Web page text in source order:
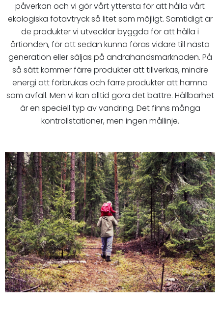
påverkan och vi gör vårt yttersta för att hålla vårt
ekologiska fotavtryck så litet som möjligt. Samtidigt är
de produkter vi utvecklar byggda för att hålla i
årtionden, för att sedan kunna föras vidare till nästa
generation eller säljas på andrahandsmarknaden. På
så sätt kommer färre produkter att tillverkas, mindre
energi att förbrukas och färre produkter att hamna
som avfall. Men vi kan alltid göra det bättre. Hållbarhet
är en speciell typ av vandring. Det finns många
kontrollstationer, men ingen mållinje.